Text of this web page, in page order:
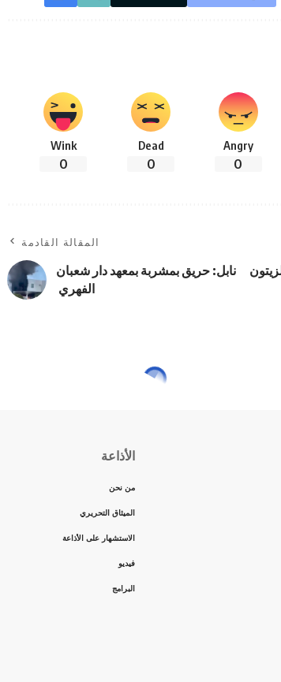
Angry
0
Dead
0
Wink
0
المقالة القادمة
نابل: حريق بمشربة بمعهد دار شعبان
الفهري ‎
الدولية لزيت الزيتون البكر الممتاز
المسابقة